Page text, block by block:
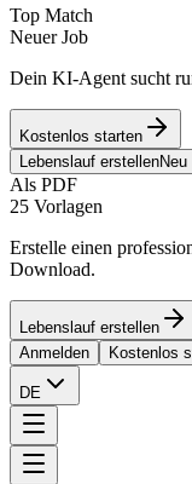
Top Match
Neuer Job
Dein KI-Agent sucht
Kostenlos starten
Lebenslauf erstellenNeu
Als PDF
25 Vorlagen
Erstelle einen
Download.
Lebenslauf erstellen
Anmelden
Kostenlos
DE